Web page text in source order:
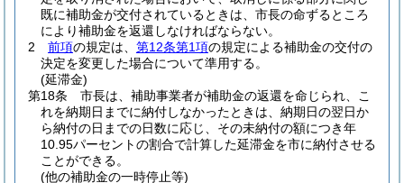
既に補助金が交付されているときは、市長の命ずるところ
により補助金を返還しなければならない。
2
前項の規定は、 第12条第1項の規定による補助金の交付の
決定を変更した場合について準用する。
(延滞金)
第18条
市長は、補助事業者が補助金の返還を命じられ、こ
れを納期日までに納付しなかったときは、納期日の翌日か
ら納付の日までの日数に応じ、その未納付の額につき年
10.95パーセントの割合で計算した延滞金を市に納付させる
ことができる。
(他の補助金の一時停止等)